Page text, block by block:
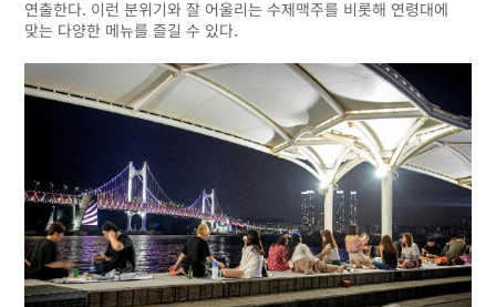
연출한다. 이런 분위기와 잘 어울리는 수제맥주를 비롯해 연령대에
맞는 다양한 메뉴를 즐길 수 있다.